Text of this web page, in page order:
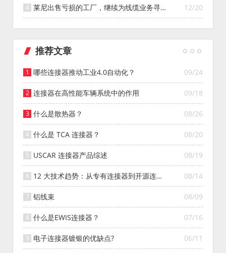
12/20
莱尼出售亏损的工厂，继续为线缆业务寻找
投资者
推荐文章
09/24
哪些连接器推动工业4.0自动化？
09/18
连接器在高性能车辆系统中的作用
08/26
什么是散热器？
08/20
什么是 TCA 连接器？
08/19
USCAR 连接器产品综述
08/14
12 大技术趋势：从专有连接器到开源连接
器的演变
08/09
铝线束
07/16
什么是EWIS连接器？
06/11
电子连接器镀银的优缺点?